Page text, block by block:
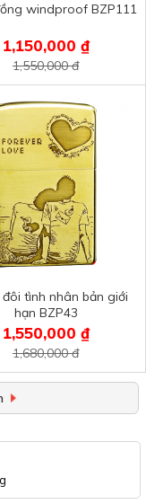
windproof BZP111
1,150,000 ₫
1,550,000 đ
tình nhân bản giới
hạn BZP43
1,550,000 ₫
1,680,000 đ